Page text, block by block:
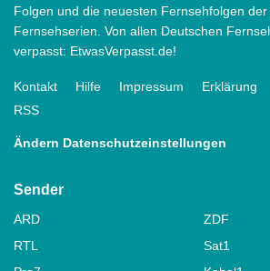
Folgen und die neuesten Fernsehfolgen der
Fernsehserien. Von allen Deutschen
verpasst: EtwasVerpasst.de!
Kontakt Hilfe Impressum Erklärung
RSS
Ändern Datenschutzeinstellungen
Sender
ARD
ZDF
RTL
Sat1